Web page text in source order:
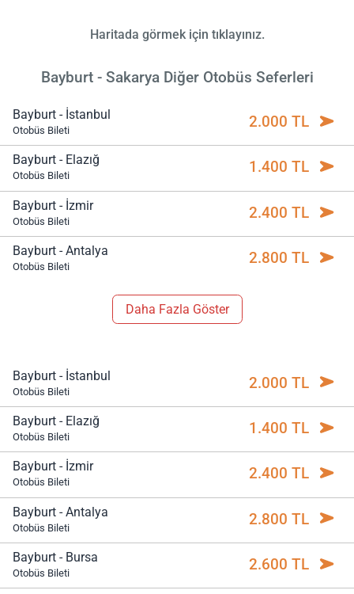
Haritada görmek için tıklayınız.
Bayburt - Sakarya Diğer Otobüs Seferleri
Bayburt - İstanbul
Otobüs Bileti 2.000 TL
Bayburt - Elazığ
Otobüs Bileti 1.400 TL
Bayburt - İzmir
Otobüs Bileti 2.400 TL
Bayburt - Antalya
Otobüs Bileti 2.800 TL
Daha Fazla Göster
Bayburt - İstanbul
Otobüs Bileti 2.000 TL
Bayburt - Elazığ
Otobüs Bileti 1.400 TL
Bayburt - İzmir
Otobüs Bileti 2.400 TL
Bayburt - Antalya
Otobüs Bileti 2.800 TL
Bayburt - Bursa
Otobüs Bileti 2.600 TL